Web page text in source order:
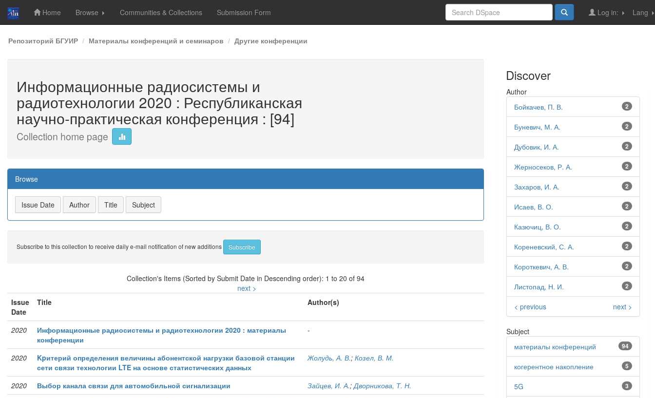
Skip
navigation
Home Browse Communities & Collections Submission Form Lang
Log in:
Репозиторий БГУИР Материалы конференций и семинаров Другие конференции
Информационные радиосистемы и
радиотехнологии 2020 : Республиканская
научно-практическая конференция : [94]
Collection home page
Browse
Subscribe to this collection to receive daily e-mail notification of new additions
Collection's Items (Sorted by Submit Date in Descending order): 1 to 20 of 94
next >
Issue
Date
Title Author(s)
2020
Информационные радиосистемы и радиотехнологии 2020 : материалы
конференции
-
2020
Kpитерий определения величины абонентской нагрузки базовой станции
сети связи технологии LTE на основе статистических данных
Жолудь, А. В.; Козел, В. М.
2020 Выбор канала связи для автомобильной сигнализации Зайцев, И. А.;Дворникова, Т. Н.
Discover
Author
2
Бойкачев, П. В.
2
Буневич, М. А.
2
Дубовик, И. А.
2
Жерносеков, Р. А.
2
Захаров, И. А.
2
Исаев, В. О.
2
Казючиц, В. О.
2
Кореневский, С. А.
2
Короткевич, А. В.
2
Листопад, Н. И.
< previous next >
Subject
94
материалы конференций
5
когерентное накопление
3
5G